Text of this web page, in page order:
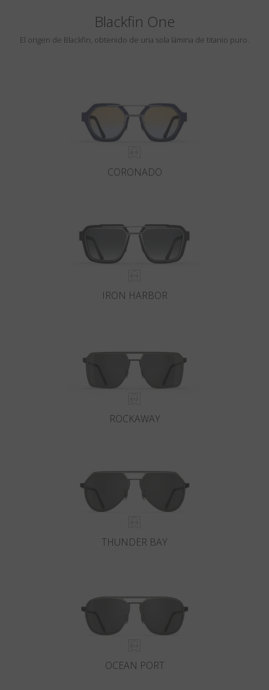
Blackfin One
El origen de Blackfin, obtenido de una sola lámina de titanio puro.
CORONADO
IRON HARBOR
ROCKAWAY
THUNDER BAY
OCEAN PORT